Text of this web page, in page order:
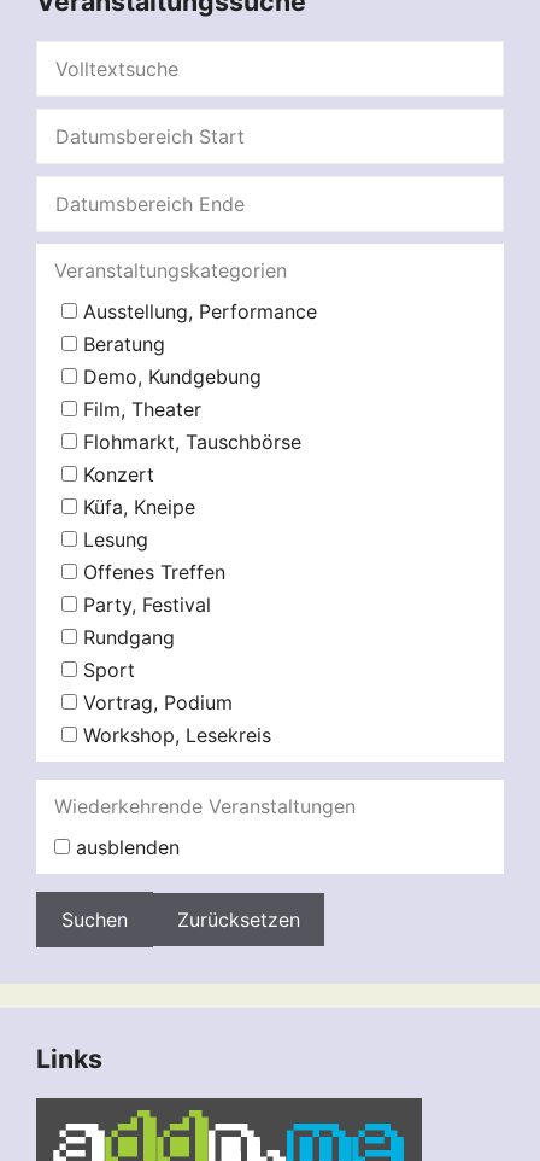
Veranstaltungskategorien
Ausstellung, Performance
Beratung
Demo, Kundgebung
Film, Theater
Flohmarkt, Tauschbörse
Konzert
Küfa, Kneipe
Lesung
Offenes Treffen
Party, Festival
Rundgang
Sport
Vortrag, Podium
Workshop, Lesekreis
Wiederkehrende Veranstaltungen
ausblenden
Zurücksetzen
Links